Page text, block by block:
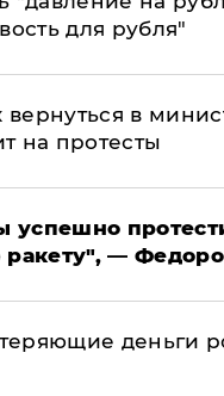
для рубля"
в
на протесты
успешно
ракету", —
деньги